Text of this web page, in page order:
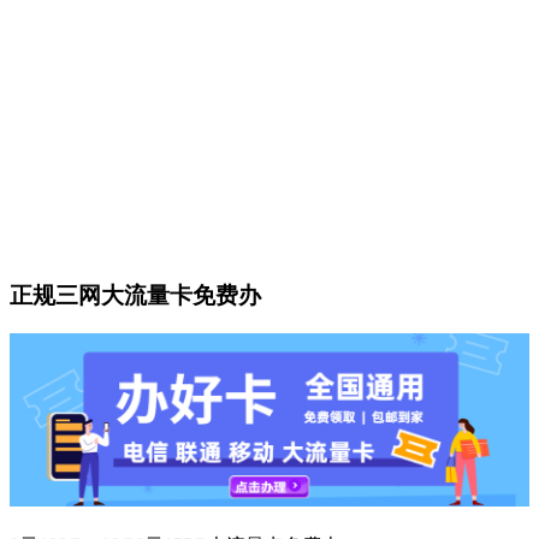
正规三网大流量卡免费办